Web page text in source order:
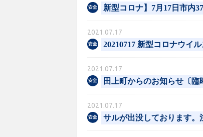
新型コロナ】7月17日市内
2021.07.17
20210717 新型コロナウイ
2021.07.17
田上町からのお知らせ〔臨
2021.07.17
サルが出没しております。